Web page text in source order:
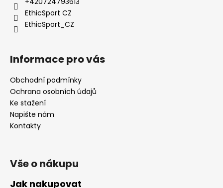
EthicSport CZ
EthicSport_CZ
Informace pro vás
Obchodní podmínky
Ochrana osobních údajů
Ke stažení
Napište nám
Kontakty
Vše o nákupu
Jak nakupovat